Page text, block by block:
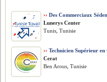
›› Des Commerciaux
Lunerys Center
Tunis, Tunisie
›› Technicien Supérieur en
Cerat
Ben Arous, Tunisie